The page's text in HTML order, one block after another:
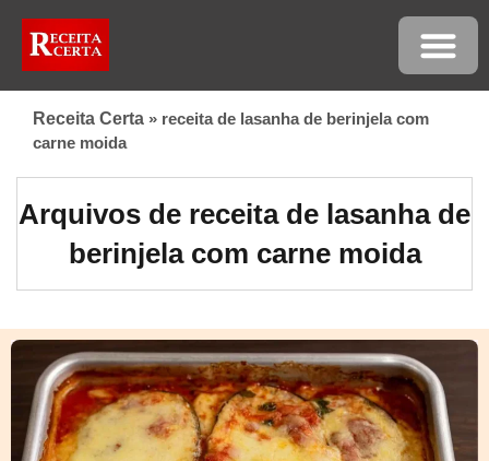
Receita Certa » receita de lasanha de berinjela com
carne moida
Arquivos de receita de lasanha de
berinjela com carne moida